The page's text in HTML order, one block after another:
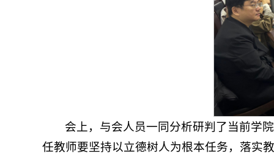
会上，与会人员一同分析研判了当前学
任教师要坚持以立德树人为根本任务，落实